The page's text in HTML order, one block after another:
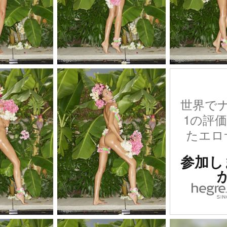
世界で
1の評
たエ
参加